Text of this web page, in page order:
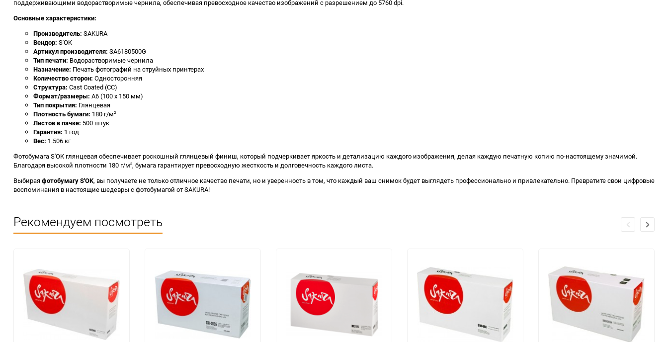
поддерживающими водорастворимые чернила, обеспечивая превосходное качество изображений с разрешением до 5760 dpi.
Основные характеристики:
Производитель: SAKURA
Вендор: S'OK
Артикул производителя: SA6180500G
Тип печати: Водорастворимые чернила
Назначение: Печать фотографий на струйных принтерах
Количество сторон: Односторонняя
Структура: Cast Coated (CC)
Формат/размеры: A6 (100 x 150 мм)
Тип покрытия: Глянцевая
Плотность бумаги: 180 г/м²
Листов в пачке: 500 штук
Гарантия: 1 год
Вес: 1.506 кг
Фотобумага S'OK глянцевая обеспечивает роскошный глянцевый финиш, который подчеркивает яркость и детализацию каждого изображения, делая каждую печатную копию по-настоящему значимой.
Благодаря высокой плотности 180 г/м², бумага гарантирует превосходную жесткость и долговечность каждого листа.
Выбираяфотобумагу S'OK, вы получаете не только отличное качество печати, но и уверенность в том, что каждый ваш снимок будет выглядеть профессионально и привлекательно. Превратите свои цифровые
воспоминания в настоящие шедевры с фотобумагой от SAKURA!
Рекомендуем посмотреть